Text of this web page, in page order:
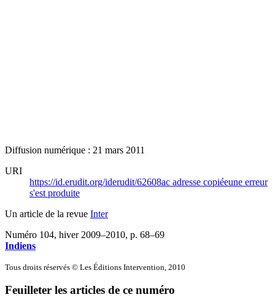
Diffusion numérique : 21 mars 2011
URI
https://id.erudit.org/iderudit/62608ac adresse copiéeune erreur
s'est produite
Un article de la revue Inter
Numéro 104, hiver 2009–2010, p. 68–69
Indiens
Tous droits réservés © Les Éditions Intervention, 2010
Feuilleter les articles de ce numéro